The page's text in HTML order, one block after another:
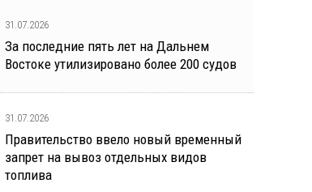
31.07.2026
За последние пять лет на Дальнем
Востоке утилизировано более 200 судов
31.07.2026
Правительство ввело новый временный
запрет на вывоз отдельных видов
топлива